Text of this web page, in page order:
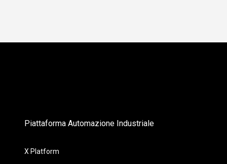
Piattaforma Automazione Industriale
X Platform